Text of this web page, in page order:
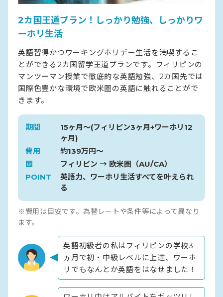
2カ国王道プラン！しっかり勉強、しっかりワ
ーホリ生活
英語習得かつワーキングホリデー生活を満喫するこ
とができる2カ国留学王道プランです。フィリピンの
マンツーマン授業で徹底的な英語勉強、2カ国先では
国際色豊かな環境で欧米圏の英語に触れることがで
きます。
期間
15ヶ月〜(フィリピン3ヶ月+ワーホリ12
ヶ月)
費用
約139万円〜
国
フィリピン → 欧米圏（AU/CA）
POINT
英語力、ワーホリ生活すべてを叶えられ
る
※費用は目安です。為替レートや条件等によって異なり
ます。
英語初級者の私はフィリピンの学校3
ヵ月で初・中級レベルに上達、ワーホ
リでもなんとか英語をはなせました！